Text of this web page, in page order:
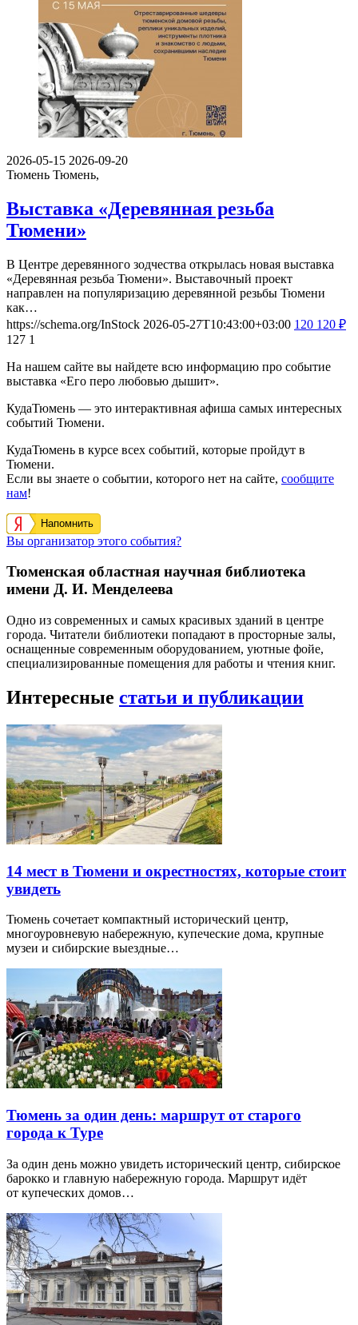
2026-05-15 2026-09-20
Тюмень Тюмень,
Выставка «Деревянная резьба
Тюмени»
В Центре деревянного зодчества открылась новая выставка
«Деревянная резьба Тюмени». Выставочный проект
направлен на популяризацию деревянной резьбы Тюмени
как…
https://schema.org/InStock 2026-05-27T10:43:00+03:00 120 120 ₽
127 1
На нашем сайте вы найдете всю информацию про событие
выставка «Его перо любовью дышит».
КудаТюмень — это интерактивная афиша самых интересных
событий Тюмени.
КудаТюмень в курсе всех событий, которые пройдут в
Тюмени.
Если вы знаете о событии, которого нет на сайте, сообщите
нам!
Напомнить
Вы организатор этого события?
Тюменская областная научная библиотека
имени Д. И. Менделеева
Одно из современных и самых красивых зданий в центре
города. Читатели библиотеки попадают в просторные залы,
оснащенные современным оборудованием, уютные фойе,
специализированные помещения для работы и чтения книг.
Интересные статьи и публикации
14 мест в Тюмени и окрестностях, которые стоит
увидеть
Тюмень сочетает компактный исторический центр,
многоуровневую набережную, купеческие дома, крупные
музеи и сибирские выездные…
Тюмень за один день: маршрут от старого
города к Туре
За один день можно увидеть исторический центр, сибирское
барокко и главную набережную города. Маршрут идёт
от купеческих домов…